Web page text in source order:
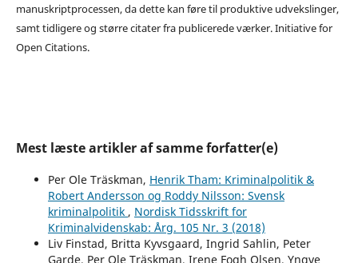
manuskriptprocessen, da dette kan føre til produktive udvekslinger,
samt tidligere og større citater fra publicerede værker. Initiative for
Open Citations.
Mest læste artikler af samme forfatter(e)
Per Ole Träskman, Henrik Tham: Kriminalpolitik &
Robert Andersson og Roddy Nilsson: Svensk
kriminalpolitik , Nordisk Tidsskrift for
Kriminalvidenskab: Årg. 105 Nr. 3 (2018)
Liv Finstad, Britta Kyvsgaard, Ingrid Sahlin, Peter
Garde, Per Ole Träskman, Irene Fogh Olsen, Yngve